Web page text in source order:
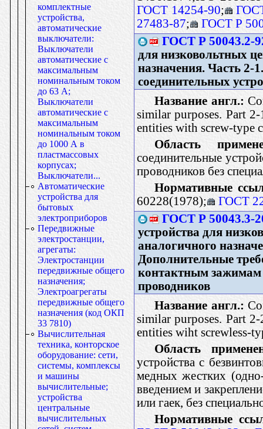
комплектные
устройства,
автоматические
выключатели:
Выключатели
автоматические с
максимальным
номинальным током
до 63 А;
Выключатели
автоматические с
максимальным
номинальным током
до 1000 А в
пластмассовых
корпусах;
Выключатели...
Автоматические
устройства для
бытовых
электроприборов
Передвижные
электростанции,
агрегаты:
Электростанции
передвижные общего
назначения;
Электроагрегаты
передвижные общего
назначения (код ОКП
33 7810)
Вычислительная
техника, конторское
оборудование: сети,
системы, комплексы
и машины
вычислительные;
устройства
центральные
вычислительных
ГОСТ 14254-90;
27483-87;
ГОСТ Р
ГОСТ Р 50043.2-
для низковольтных
назначения. Часть 2-
соединительных
Название англ.:
similar purposes. Part
entities with screw-type
Область
соединительные
проводников без
Нормативные
60228(1978);
ГОСТ
ГОСТ Р 50043.3-
устройства для
аналогичного
Дополнительные
контактным зажимам
проводников
Название англ.:
similar purposes. Part
entities wiht screwless-
Область
устройства с
медных жестких
введением и
или гаек, без
Нормативные